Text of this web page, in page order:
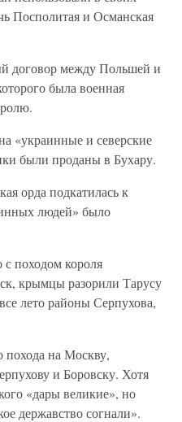
Посполитая и Османская
договор между Польшей и
была военная
«украинные и северские
были проданы в Бухару.
орда подкатилась к
людей» было
походом короля
крымцы разорили Тарусу
лето районы Серпухова,
похода на Москву,
и Боровску. Хотя
«дары великие», но
державство согнали».